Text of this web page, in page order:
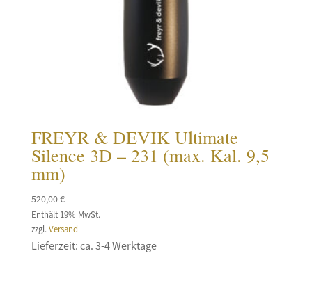
FREYR & DEVIK Ultimate
Silence 3D – 231 (max. Kal. 9,5
mm)
520,00€
Enthält 19% MwSt.
zzgl.Versand
Lieferzeit: ca. 3-4 Werktage